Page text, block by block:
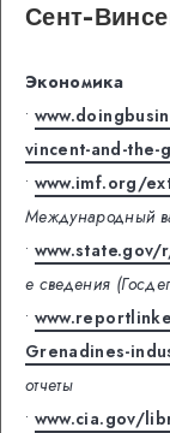
Сент-
Экономика
•
vincent-and-
• www.imf.org/
Международный
•
е сведения
•
Grenadines-
отчеты
• www.cia.gov/